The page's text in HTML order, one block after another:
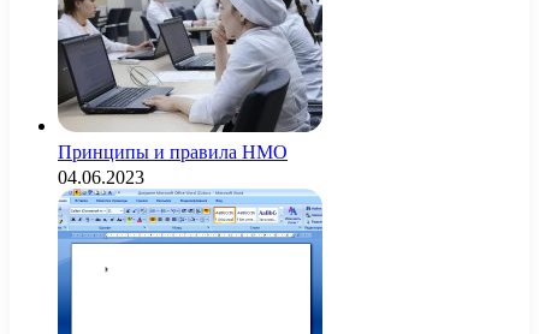
Принципы и правила НМО
04.06.2023